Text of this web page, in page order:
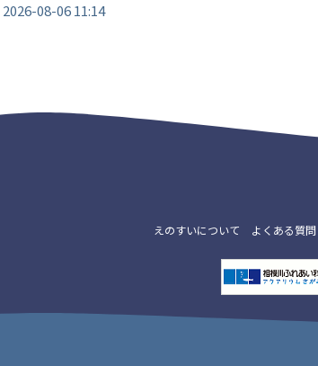
2026-08-06 11:14
えのすいについて よくある質問